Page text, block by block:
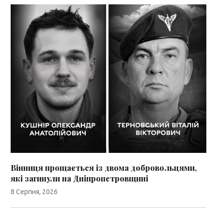
Вінниця прощається із двома добровольцями,
які загинули на Дніпропетровщині
8 Серпня, 2026